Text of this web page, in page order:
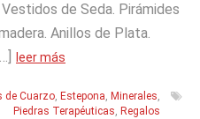
de Seda. Pirámides
Anillos de Plata.
leer más
de Cuarzo, Estepona, Minerales,
Piedras Terapéuticas, Regalos